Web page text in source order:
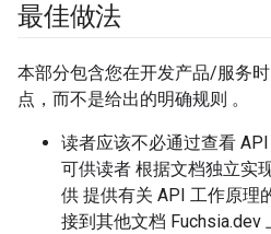
最佳做法
本部分包含您在开发产品/服务
点，而不是给出的明确规则 。
读者应该不必通过查看
可供读者 根据文档独立实
供 提供有关 API 工作原理
接到其他文档 Fuchsia.dev